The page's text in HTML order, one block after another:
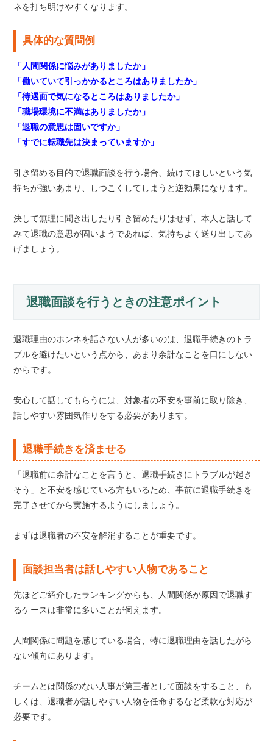
ネを打ち明けやすくなります。
具体的な質問例
「人間関係に悩みがありましたか」
「働いていて引っかかるところはありましたか」
「待遇面で気になるところはありましたか」
「職場環境に不満はありましたか」
「退職の意思は固いですか」
「すでに転職先は決まっていますか」
引き留める目的で退職面談を行う場合、続けてほしいという気
持ちが強いあまり、しつこくしてしまうと逆効果になります。
決して無理に聞き出したり引き留めたりはせず、本人と話して
みて退職の意思が固いようであれば、気持ちよく送り出してあ
げましょう。
退職面談を行うときの注意ポイント
退職理由のホンネを話さない人が多いのは、退職手続きのトラ
ブルを避けたいという点から、あまり余計なことを口にしない
からです。
安心して話してもらうには、対象者の不安を事前に取り除き、
話しやすい雰囲気作りをする必要があります。
退職手続きを済ませる
「退職前に余計なことを言うと、退職手続きにトラブルが起き
そう」と不安を感じている方もいるため、事前に退職手続きを
完了させてから実施するようにしましょう。
まずは退職者の不安を解消することが重要です。
面談担当者は話しやすい人物であること
先ほどご紹介したランキングからも、人間関係が原因で退職す
るケースは非常に多いことが伺えます。
人間関係に問題を感じている場合、特に退職理由を話したがら
ない傾向にあります。
チームとは関係のない人事が第三者として面談をすること、も
しくは、退職者が話しやすい人物を任命するなど柔軟な対応が
必要です。